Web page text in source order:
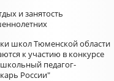
и занятость
школ Тюменской области
к участию в конкурсе
педагог-
России"